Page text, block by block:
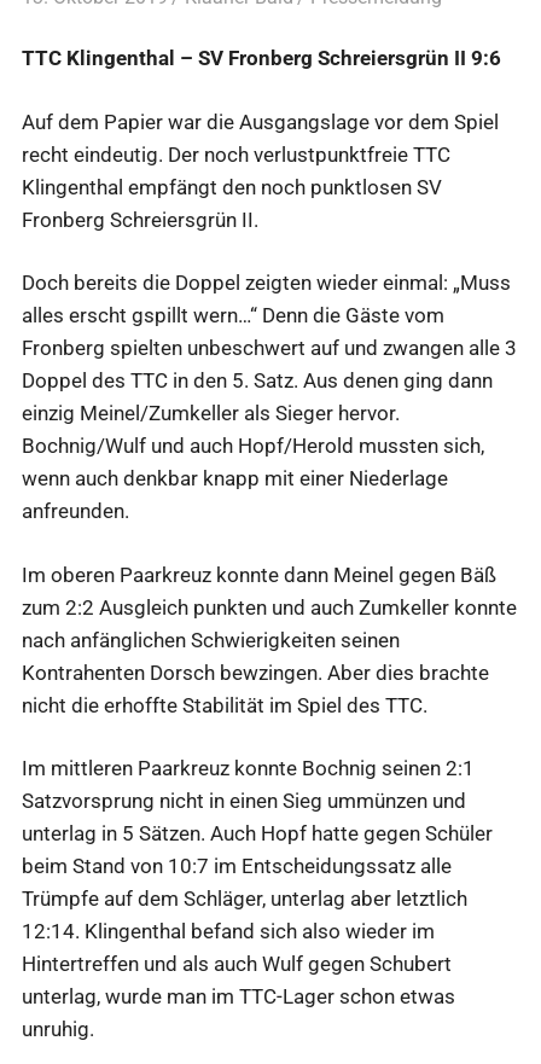
TTC Klingenthal – SV Fronberg Schreiersgrün II 9:6
Auf dem Papier war die Ausgangslage vor dem Spiel
recht eindeutig. Der noch verlustpunktfreie TTC
Klingenthal empfängt den noch punktlosen SV
Fronberg Schreiersgrün II.
Doch bereits die Doppel zeigten wieder einmal: „Muss
alles erscht gspillt wern…“ Denn die Gäste vom
Fronberg spielten unbeschwert auf und zwangen alle 3
Doppel des TTC in den 5. Satz. Aus denen ging dann
einzig Meinel/Zumkeller als Sieger hervor.
Bochnig/Wulf und auch Hopf/Herold mussten sich,
wenn auch denkbar knapp mit einer Niederlage
anfreunden.
Im oberen Paarkreuz konnte dann Meinel gegen Bäß
zum 2:2 Ausgleich punkten und auch Zumkeller konnte
nach anfänglichen Schwierigkeiten seinen
Kontrahenten Dorsch bewzingen. Aber dies brachte
nicht die erhoffte Stabilität im Spiel des TTC.
Im mittleren Paarkreuz konnte Bochnig seinen 2:1
Satzvorsprung nicht in einen Sieg ummünzen und
unterlag in 5 Sätzen. Auch Hopf hatte gegen Schüler
beim Stand von 10:7 im Entscheidungssatz alle
Trümpfe auf dem Schläger, unterlag aber letztlich
12:14. Klingenthal befand sich also wieder im
Hintertreffen und als auch Wulf gegen Schubert
unterlag, wurde man im TTC-Lager schon etwas
unruhig.